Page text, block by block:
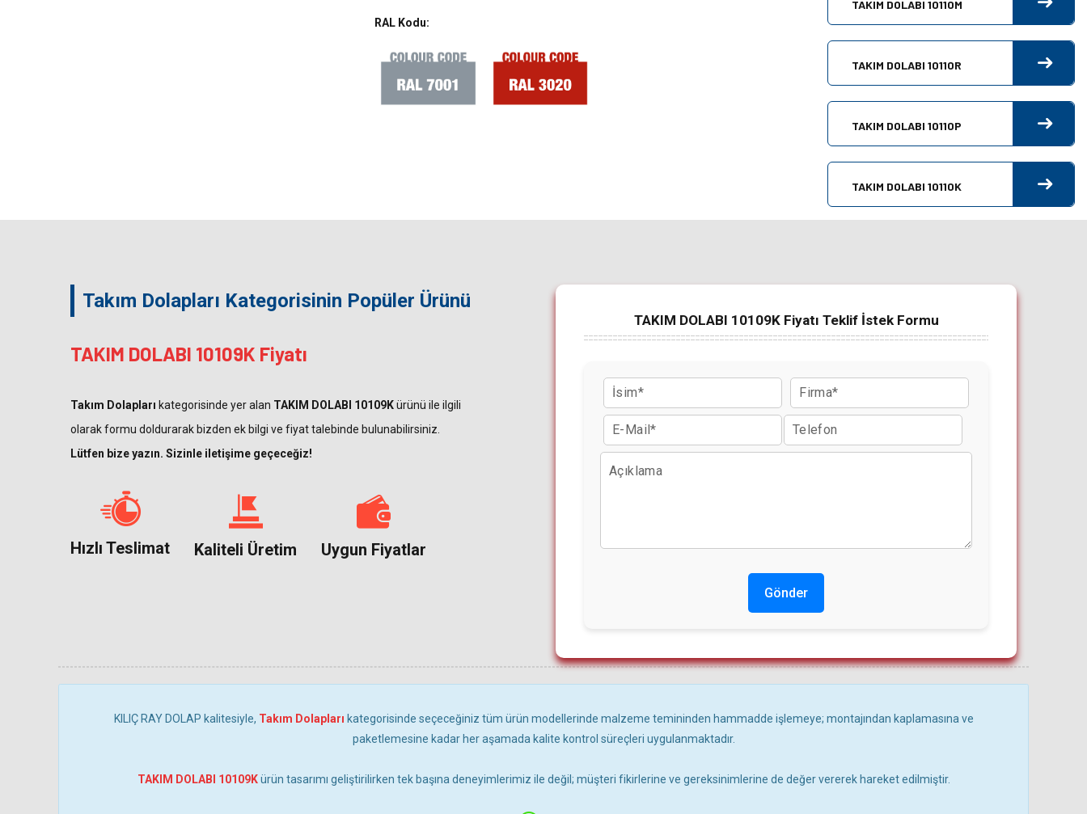
RAL Kodu:
TAKIM DOLABI 10110M
TAKIM DOLABI 10110R
TAKIM DOLABI 10110P
TAKIM DOLABI 10110K
Takım Dolapları Kategorisinin Popüler Ürünü
TAKIM DOLABI 10109K Fiyatı
Takım Dolapları kategorisinde yer alan TAKIM DOLABI 10109Kürünü ile ilgili
olarak formu doldurarak bizden ek bilgi ve fiyat talebinde bulunabilirsiniz.
Lütfen bize yazın. Sizinle iletişime geçeceğiz!
Hızlı Teslimat Kaliteli Üretim Uygun Fiyatlar
TAKIM DOLABI 10109K Fiyatı Teklif İstek Formu
Gönder
KILIÇ RAY DOLAP kalitesiyle, Takım Dolapları kategorisinde seçeceğiniz tüm ürün modellerinde malzeme temininden hammadde işlemeye; montajından kaplamasına ve
paketlemesine kadar her aşamada kalite kontrol süreçleri uygulanmaktadır.
TAKIM DOLABI 10109Kürün tasarımı geliştirilirken tek başına deneyimlerimiz ile değil; müşteri fikirlerine ve gereksinimlerine de değer vererek hareket edilmiştir.